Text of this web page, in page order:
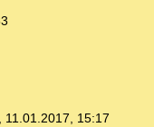
11.01.2017, 15:17